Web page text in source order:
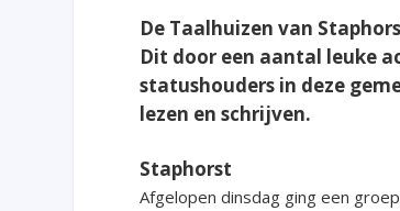
De Taalhuizen van
Dit door een aantal leuke
statushouders in deze
lezen en schrijven.
Staphorst
Afgelopen dinsdag ging een